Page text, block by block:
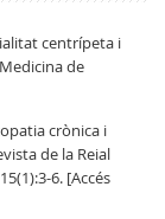
centrípeta i
de
crònica i
de la Reial
6. [Accés